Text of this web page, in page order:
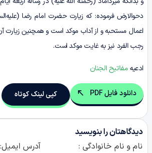
دحوالارض فرموده: که زیارت حضرت امام رضا
اعمال مستحبه و از آداب موکد است و همچنین زیارت
رجب الفرد نیز به غایت موکد است.
ادعیه مفاتیح الجنان
دانلود فایل PDF کپی لینک کوتاه
دیدگاهتان را بنویسید
نام و نام خانوادگی :
آدرس ایمیل: